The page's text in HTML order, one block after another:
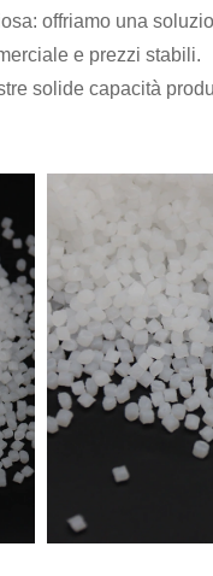
offriamo una
e prezzi stabili.
solide capacità